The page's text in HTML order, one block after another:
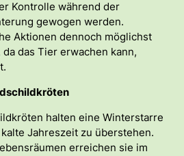
Kontrolle während der
gewogen werden.
Aktionen dennoch möglichst
das Tier erwachen kann,
halten eine Winterstarre
Jahreszeit zu überstehen.
erreichen sie im